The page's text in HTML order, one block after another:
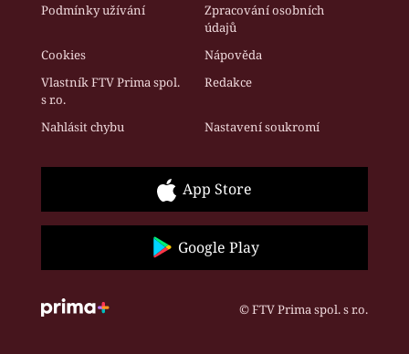
Podmínky užívání
Zpracování osobních
údajů
Cookies
Nápověda
Vlastník FTV Prima spol.
s r.o.
Redakce
Nahlásit chybu Nastavení soukromí
App Store
Google Play
© FTV Prima spol. s r.o.